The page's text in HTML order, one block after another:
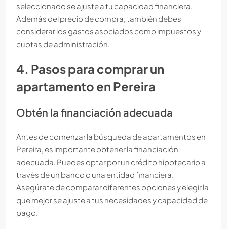
seleccionado se ajuste a tu capacidad financiera.
Además del precio de compra, también debes
considerar los gastos asociados como impuestos y
cuotas de administración.
4. Pasos para comprar un
apartamento en Pereira
Obtén la financiación adecuada
Antes de comenzar la búsqueda de apartamentos en
Pereira, es importante obtener la financiación
adecuada. Puedes optar por un crédito hipotecario a
través de un banco o una entidad financiera.
Asegúrate de comparar diferentes opciones y elegir la
que mejor se ajuste a tus necesidades y capacidad de
pago.